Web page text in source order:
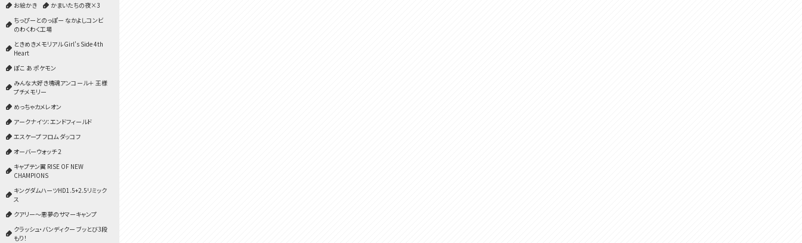
お絵かき
かまいたちの夜×3
ちっぴーとのっぽー なかよしコンビ
のわくわく工場
ときめきメモリアル Girl's Side 4th
Heart
ぽこ あ ポケモン
みんな大好き塊魂アンコール＋ 王様
プチメモリー
めっちゃカメレオン
アークナイツ：エンドフィールド
エスケープ フロム ダッコフ
オーバーウォッチ 2
キャプテン翼 RISE OF NEW
CHAMPIONS
キングダムハーツHD1.5+2.5リミック
ス
クアリー～悪夢のサマーキャンプ
クラッシュ・バンディクー ブッとび3段
もり！